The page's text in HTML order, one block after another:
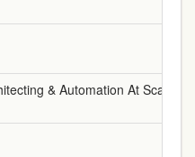
& Automation At Scale)